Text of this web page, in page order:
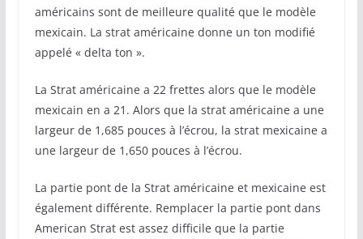
américains sont de meilleure qualité que le modèle
mexicain. La strat américaine donne un ton modifié
appelé « delta ton ».
La Strat américaine a 22 frettes alors que le modèle
mexicain en a 21. Alors que la strat américaine a une
largeur de 1,685 pouces à l’écrou, la strat mexicaine a
une largeur de 1,650 pouces à l’écrou.
La partie pont de la Strat américaine et mexicaine est
également différente. Remplacer la partie pont dans
American Strat est assez difficile que la partie